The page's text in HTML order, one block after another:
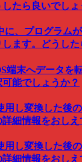
たら良いでしょ
に、プログラム
ます。どうした
端末へデータを
能でしょうか？
し変換した後の
細情報をおしえ
し変換した後の
細情報をおしえ